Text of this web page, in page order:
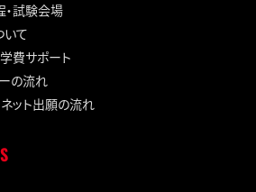
・試験会場
いて
費サポート
の流れ
ット出願の流れ